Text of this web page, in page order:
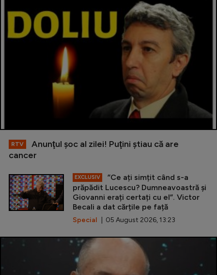
RTV
Anunţul şoc al zilei! Puţini ştiau că are
cancer
EXCLUSIV
”Ce ați simțit când s-a
prăpădit Lucescu? Dumneavoastră și
Giovanni erați certați cu el”. Victor
Becali a dat cărțile pe față
Special | 05 August 2026, 13:23